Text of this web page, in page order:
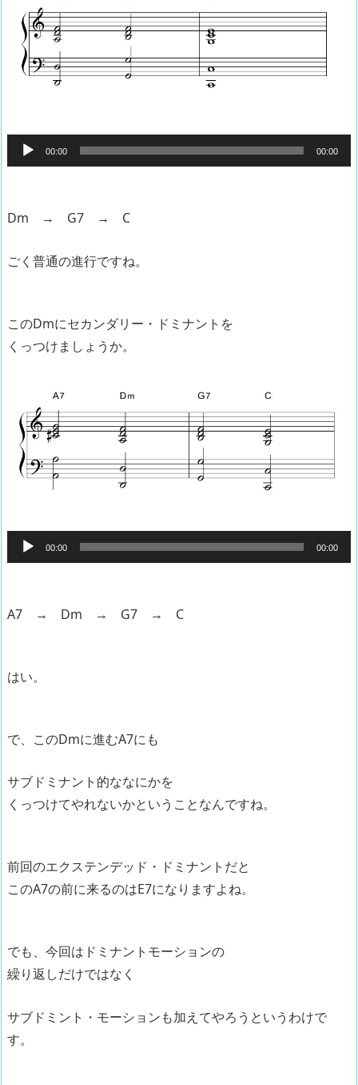
声
レ
ヤ
00:00 00:00
Dm → G7 → C
ごく普通の進行ですね。
このDmにセカンダリー・ドミナントを
くっつけましょうか。
声
レ
ー
00:00 00:00
A7 → Dm → G7 → C
はい。
で、このDmに進むA7にも
サブドミナント的ななにかを
くっつけてやれないかということなんですね。
前回のエクステンデッド・ドミナントだと
このA7の前に来るのはE7になりますよね。
でも、今回はドミナントモーションの
繰り返しだけではなく
サブドミント・モーションも加えてやろうというわけで
す。